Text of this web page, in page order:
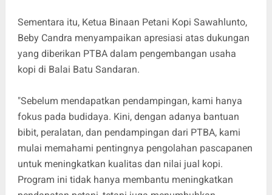
Sementara itu, Ketua Binaan Petani Kopi Sawahlunto,
Beby Candra menyampaikan apresiasi atas dukungan
yang diberikan PTBA dalam pengembangan usaha
kopi di Balai Batu Sandaran.
"Sebelum mendapatkan pendampingan, kami hanya
fokus pada budidaya. Kini, dengan adanya bantuan
bibit, peralatan, dan pendampingan dari PTBA, kami
mulai memahami pentingnya pengolahan pascapanen
untuk meningkatkan kualitas dan nilai jual kopi.
Program ini tidak hanya membantu meningkatkan